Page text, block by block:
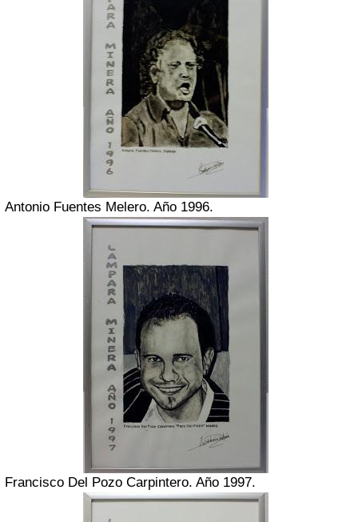
Antonio Fuentes Melero. Año 1996.
Francisco Del Pozo Carpintero. Año 1997.